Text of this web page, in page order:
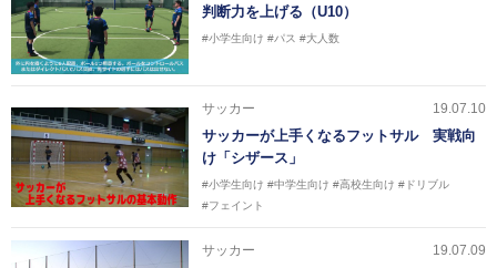
判断力を上げる（U10）
#小学生向け #パス #大人数
サッカー 19.07.10
サッカーが上手くなるフットサル 実戦向
け「シザース」
#小学生向け #中学生向け #高校生向け #ドリブル
#フェイント
サッカー 19.07.09